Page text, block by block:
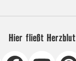
Hier fließt Herzblut